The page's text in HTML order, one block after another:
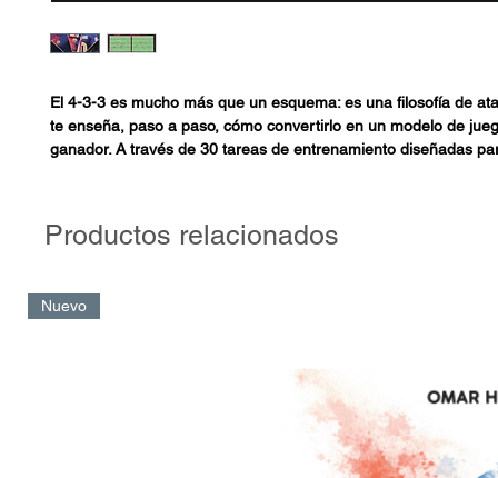
El 4-3-3 es mucho más que un esquema: es una filosofía de
te enseña, paso a paso, cómo convertirlo en un modelo de
ganador. A través de 30 tareas de entrenamiento diseñadas
Cada tarea está explicada con objetivos claros, indicaciones
descubrirás cómo transformar un sistema en una herramienta
Pensado para entrenadores, formadores y amantes del fútbol,
una guía práctica para llevar el 4-3-3 al siguiente nivel. Si
ordenado, versátil y efectivo, estas tareas de entrenamiento te
metodología y la inspiración necesarias para que tu equipo
Productos relacionados
Nuevo